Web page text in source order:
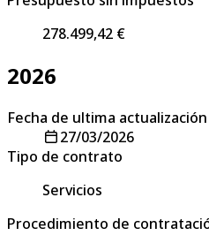
278.499,42 €
2026
Fecha de ultima actualización
27/03/2026
Tipo de contrato
Servicios
Procedimiento de